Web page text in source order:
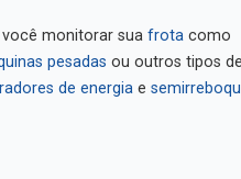
monitorar sua frota como
pesadas ou outros tipos de
de energia e